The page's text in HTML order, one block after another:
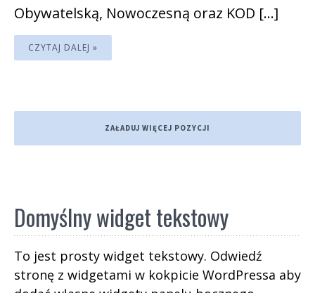
Obywatelską, Nowoczesną oraz KOD […]
CZYTAJ DALEJ »
ZAŁADUJ WIĘCEJ POZYCJI
Domyślny widget tekstowy
To jest prosty widget tekstowy. Odwiedź
stronę z widgetami w kokpicie WordPressa aby